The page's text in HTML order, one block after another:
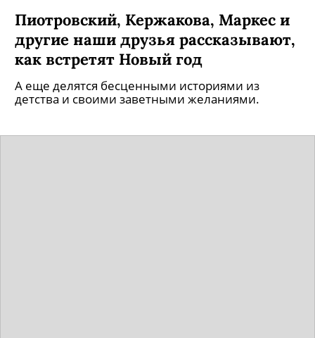
Пиотровский, Кержакова, Маркес и
другие наши друзья рассказывают,
как встретят Новый год
А еще делятся бесценными историями из
детства и своими заветными желаниями.